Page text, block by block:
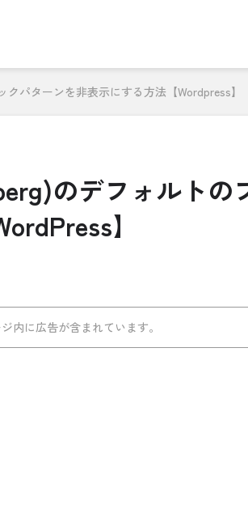
パターンを非表示にする方法【Wordpress】
のデフォルトの
】
内に広告が含まれています。